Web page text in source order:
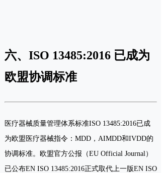
六、ISO 13485:2016 已成为
欧盟协调标准
医疗器械质量管理体系标准ISO 13485:2016已成
为欧盟医疗器械指令：MDD，AIMDD和IVDD的
协调标准。欧盟官方公报（EU Official Journal）
已公布EN ISO 13485:2016正式取代上一版EN ISO